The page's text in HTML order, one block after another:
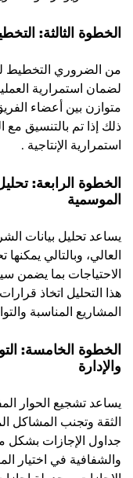
الخطوة الثالثة:
من الضروري التخطيط
لضمان استمرارية
متوازن بين أعضاء
ذلك إذا تم بالتنسيق مع
استمرارية الإنتاجية .
الخطوة الرابعة:
الموسمية
يساعد تحليل بيانات
العالي، وبالتالي
الاحتياجات بما يضمن
هذا التحليل اتخاذ
المشاريع المناسبة
الخطوة الخامسة:
والإدارة
يساعد تشجيع الحوار
الثقة وتجنب المشاكل
جداول الإجازات بشكل
والشفافية في اختيار